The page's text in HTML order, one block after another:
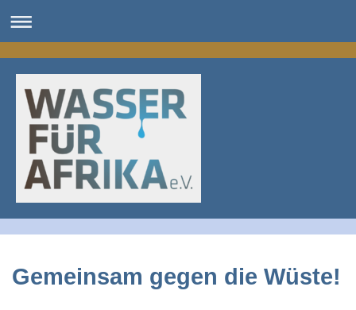
Gemeinsam gegen die Wüste!